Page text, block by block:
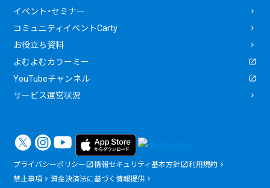
イベント・セミナー
コミュニティイベントCarty
お役立ち資料
よむよむカラーミー
YouTubeチャンネル
サービス運営状況
プライバシーポリシー 情報セキュリティ基本方針
利用規約
禁止事項
資金決済法に基づく情報提供